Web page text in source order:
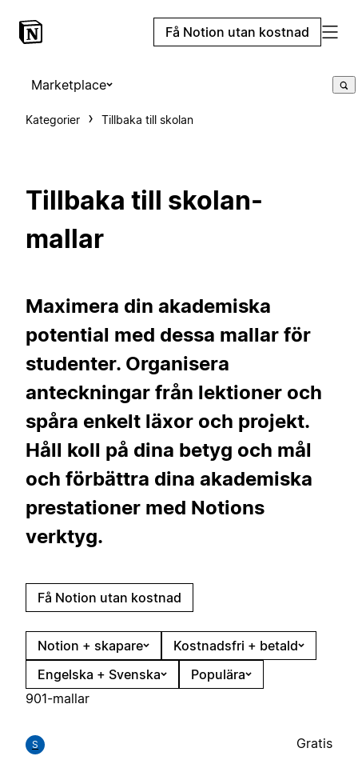
Få Notion utan kostnad
Marketplace
Kategorier Tillbaka till skolan
Tillbaka till skolan-
mallar
Maximera din akademiska
potential med dessa mallar för
studenter. Organisera
anteckningar från lektioner och
spåra enkelt läxor och projekt.
Håll koll på dina betyg och mål
och förbättra dina akademiska
prestationer med Notions
verktyg.
Få Notion utan kostnad
Notion + skapare
Kostnadsfri + betald
Engelska + Svenska
Populära
901-mallar
S Gratis